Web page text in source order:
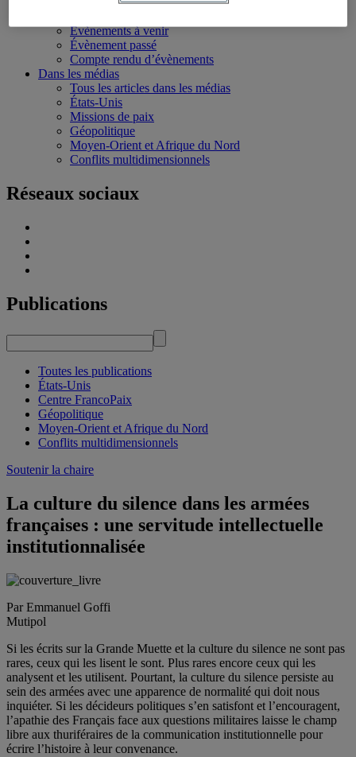
Évènements à venir
Évènement passé
Compte rendu d’évènements
Dans les médias
Tous les articles dans les médias
États-Unis
Missions de paix
Géopolitique
Moyen-Orient et Afrique du Nord
Conflits multidimensionnels
Réseaux sociaux
Publications
Toutes les publications
États-Unis
Centre FrancoPaix
Géopolitique
Moyen-Orient et Afrique du Nord
Conflits multidimensionnels
Soutenir la chaire
La culture du silence dans les armées
françaises : une servitude intellectuelle
institutionnalisée
Par Emmanuel Goffi
Mutipol
Si les écrits sur la Grande Muette et la culture du silence ne sont pas
rares, ceux qui les lisent le sont. Plus rares encore ceux qui les
analysent et les utilisent. Pourtant, la culture du silence persiste au
sein des armées avec une apparence de normalité qui doit nous
inquiéter. Si les décideurs politiques s’en satisfont et l’encouragent,
l’apathie des Français face aux questions militaires laisse le champ
libre aux thuriféraires de la communication institutionnelle pour
écrire l’histoire à leur convenance.